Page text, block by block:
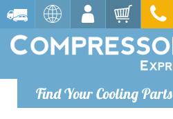
Find Your Cooling Parts